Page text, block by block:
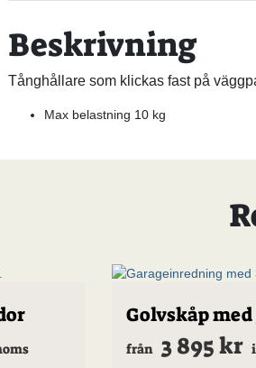
Beskrivning
Tånghållare som klickas fast på
Max belastning 10 kg
Golvskåp
från 3 895kr
Den
här
produkten
har